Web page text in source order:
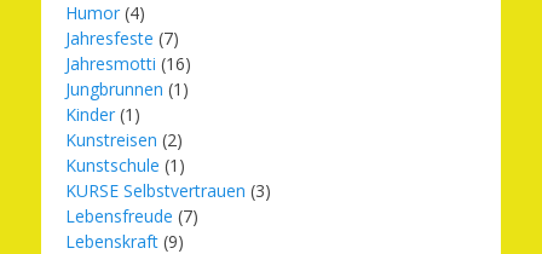
Humor (4)
Jahresfeste (7)
Jahresmotti (16)
Jungbrunnen (1)
Kinder (1)
Kunstreisen (2)
Kunstschule (1)
KURSE Selbstvertrauen (3)
Lebensfreude (7)
Lebenskraft (9)